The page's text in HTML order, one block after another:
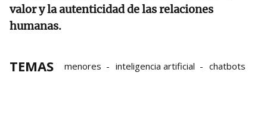
valor y la autenticidad de las relaciones
humanas.
TEMAS menores inteligencia artificial chatbots